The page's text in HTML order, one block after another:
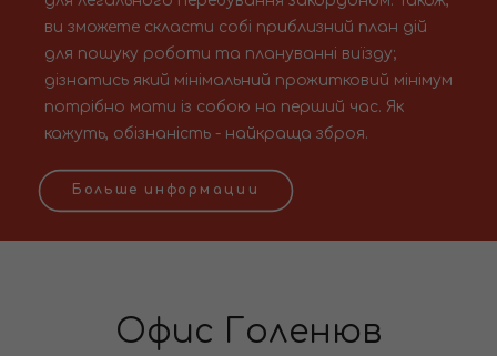
ви зможете скласти собі приблизний план дій
для пошуку роботи та плануванні виїзду;
дізнатись який мінімальний прожитковий мінімум
потрібно мати із собою на перший час. Як
кажуть, обізнаність - найкраща зброя.
Больше информации
Офис Голенюв